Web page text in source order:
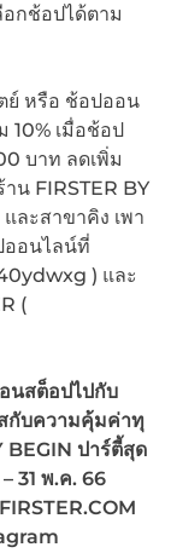
กช้อปได้ตาม
ย์ หรือ ช้อปออน
10% เมื่อช้อป
บาท ลดเพิ่ม
น FIRSTER BY
ละสาขาคิง เพา
ออนไลน์ที่
) และ
(
นสต็อปไปกับ
กับความคุ้มค่าทุ
BEGIN ปาร์ตี้สุด
31 พ.ค. 66